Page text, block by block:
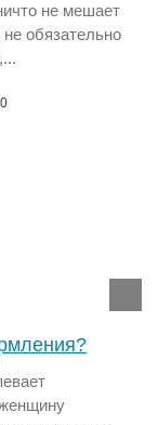
не мешает
обязательно
0